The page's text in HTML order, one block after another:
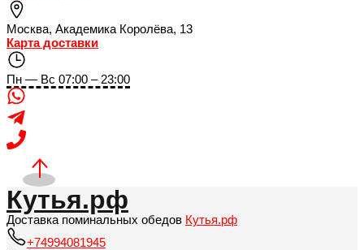
Москва, Академика Королёва, 13
Карта доставки
Пн — Вс 07:00 – 23:00
Кутья.рф
Доставка поминальных обедов Кутья.рф
+74994081945